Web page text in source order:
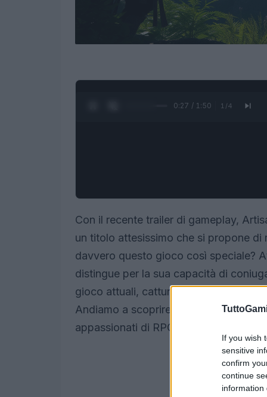
If you wish
sensitive
confirm
continue
information
0:28 / 1:50 1 /4
Con il recente trailer di gameplay,
un titolo attesissimo che si propone di
davvero questo gioco così speciale?
distingue per la sua capacità di
gioco attuali, catturando l’attenzione
Andiamo a scoprire insieme cosa ci
appassionati di RPG.